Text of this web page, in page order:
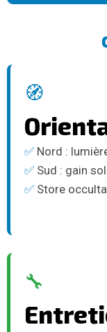
🧭
✅ Nord :
✅ Sud : gain
✅ Store
🔧